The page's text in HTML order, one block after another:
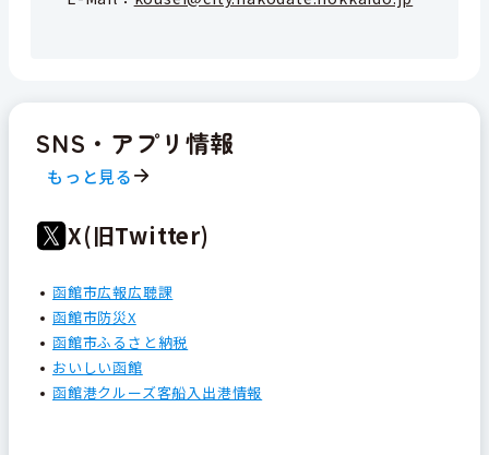
SNS・アプリ情報
もっと見る
X(旧Twitter)
函館市広報広聴課
函館市防災X
函館市ふるさと納税
おいしい函館
函館港クルーズ客船入出港情報